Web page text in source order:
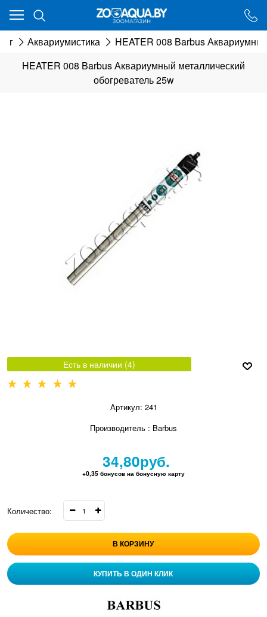
Аквариумистика
HEATER 008 Barbus
HEATER 008 Barbus Аквариумный металлический
обогреватель 25w
Есть в наличии (4)
Артикул: 241
Производитель : Barbus
34,80руб.
+0,35 бонусов на бонусную карту
Количество:
В КОРЗИНУ
КУПИТЬ В ОДИН КЛИК
Ваш город - Минск,
ДА НЕТ